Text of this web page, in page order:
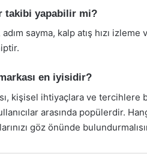
takibi yapabilir mi?
adım sayma, kalp atış hızı
en iyisidir?
kişisel ihtiyaçlara ve tercihlere
arasında popülerdir.
göz önünde